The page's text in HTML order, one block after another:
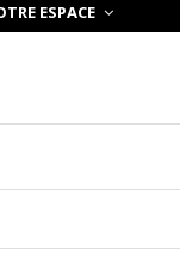
ESPACE